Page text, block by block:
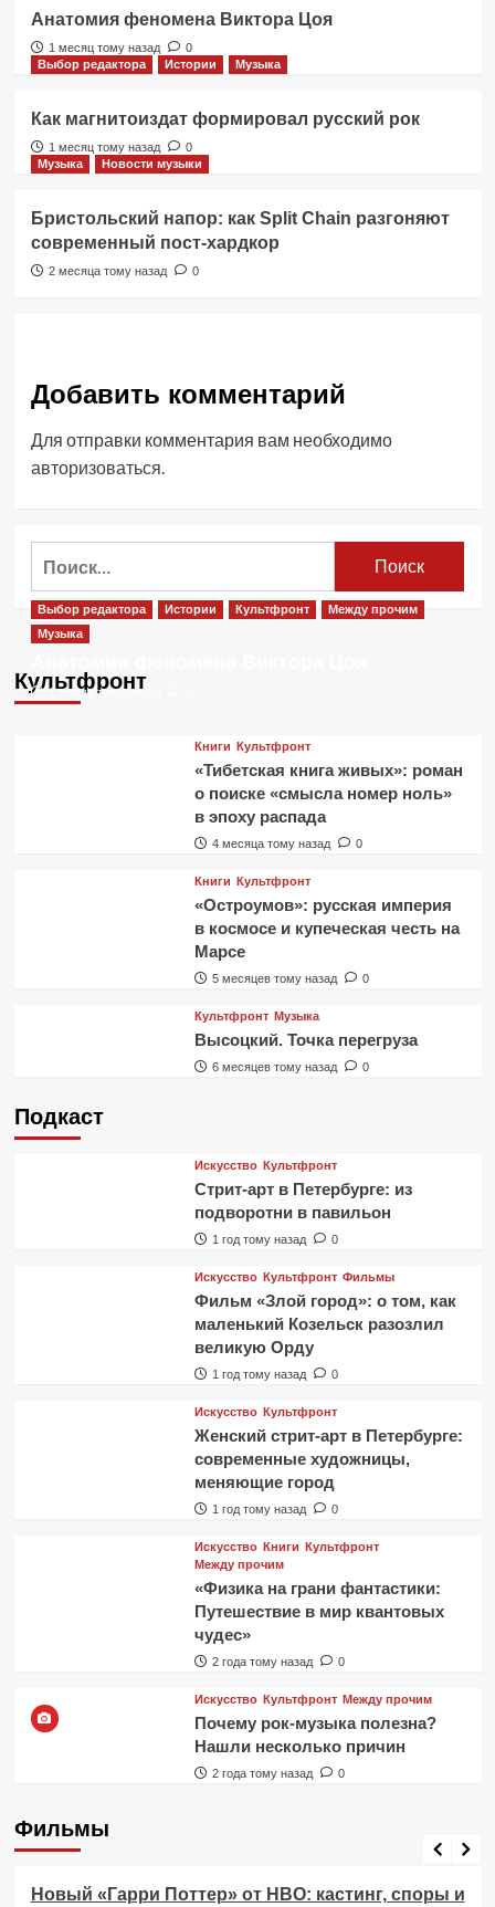
Анатомия феномена Виктора Цоя
1 месяц тому назад
0
Выбор редактора
Истории Музыка
Как магнитоиздат формировал русский рок
1 месяц тому назад
0
Музыка
Новости музыки
Бристольский напор: как Split Chain разгоняют
современный пост-хардкор
2 месяца тому назад 0
Добавить комментарий
Для отправки комментария вам необходимо
авторизоваться
Культфронт
Выбор редактора Истории Культфронт
Между прочим
Музыка
1 месяц тому назад
Книги Культфронт
«Тибетская книга живых»: роман
о поиске «смысла номер ноль»
в эпоху распада
4 месяца тому назад 0
Книги Культфронт
«Остроумов»: русская империя
в космосе и купеческая честь на
Марсе
5 месяцев тому назад 0
Культфронт Музыка
Высоцкий. Точка перегруза
6 месяцев тому назад 0
Подкаст
Искусство Культфронт
Стрит-арт в Петербурге: из
подворотни в павильон
1 год тому назад 0
Искусство Культфронт Фильмы
Фильм «Злой город»: о том, как
маленький Козельск разозлил
великую Орду
1 год тому назад 0
Искусство Культфронт
Женский стрит-арт в Петербурге:
современные художницы,
меняющие город
1 год тому назад 0
Искусство Книги Культфронт
Между прочим
«Физика на грани фантастики:
Путешествие в мир квантовых
чудес»
2 года тому назад 0
Искусство Культфронт Между прочим
Почему рок-музыка полезна?
Нашли несколько причин
2 года тому назад 0
Фильмы
Фильмы
Новый «Гарри Поттер» от HBO: кастинг, споры и